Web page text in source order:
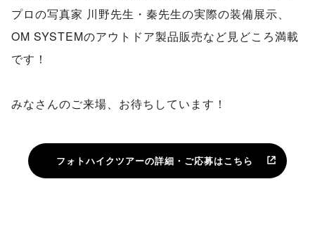
プロの写真家 川野先生・秦先生の実際の装備展示、
OM SYSTEMのアウトドア製品販売など見どころ満載
です！
みなさんのご来場、お待ちしています！
フォトハイクツアーの詳細・ご応募はこちら